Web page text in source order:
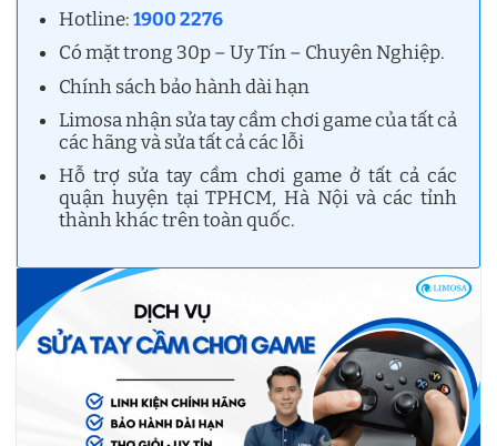
Hotline:1900 2276
Có mặt trong 30p – Uy Tín – Chuyên Nghiệp.
Chính sách bảo hành dài hạn
Limosa nhận sửa tay cầm chơi game của tất cả
các hãng và sửa tất cả các lỗi
Hỗ trợ sửa tay cầm chơi game ở tất cả các
quận huyện tại TPHCM, Hà Nội và các tỉnh
thành khác trên toàn quốc.